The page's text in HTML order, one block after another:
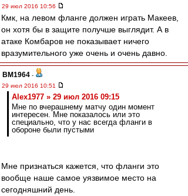
29 июл 2016 10:56
Кмк, на левом фланге должен играть Макеев,
он хотя бы в защите получше выглядит. А в
атаке Комбаров не показывает ничего
вразумительного уже очень и очень давно.
BM1964 -
29 июл 2016 10:51
Alex1977 » 29 июл 2016 09:15
Мне по вчерашнему матчу один момент
интересен. Мне показалось или это
специально, что у нас всегда фланги в
обороне были пустыми
Мне признаться кажется, что фланги это
вообще наше самое уязвимое место на
сегодняшний день.